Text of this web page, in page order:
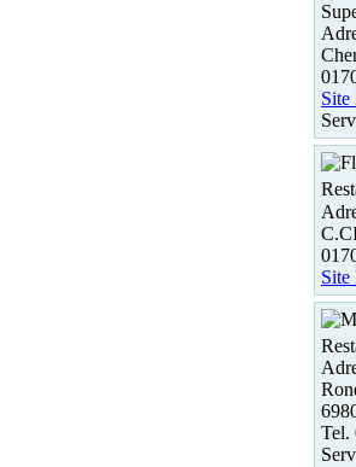
Site
Site
Tel.